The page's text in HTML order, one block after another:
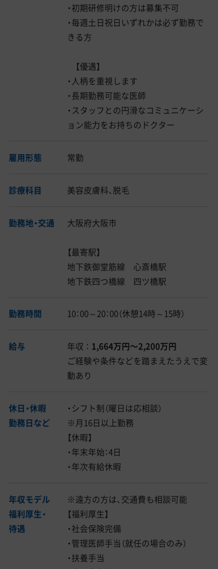
・初期研修明けの方は募集不可
・毎週土日祝日いずれかは必ず勤務で
きる方
【優遇】
・人柄を重視します
・長期勤務可能な医師
・スタッフとの円滑なコミュニケーシ
ョン能力をお持ちのドクター
雇用形態 常勤
診療科目 美容皮膚科、脱毛
勤務地・交通 大阪府大阪市
【最寄駅】
地下鉄御堂筋線 心斎橋駅
地下鉄四つ橋線 四ツ橋駅
勤務時間 10：00～20：00（休憩14時～15時）
給与 年収 ： 1,664万円〜2,200万円
ご経験や条件などを踏まえたうえで変
動あり
休日・休暇
勤務日など
・シフト制（曜日は応相談）
※月16日以上勤務
【休暇】
・年末年始：4日
・年次有給休暇
年収モデル
福利厚生・
待遇
※遠方の方は、交通費も相談可能
【福利厚生】
・社会保険完備
・管理医師手当（就任の場合のみ）
・扶養手当